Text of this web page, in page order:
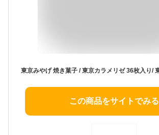
この商品をサイトでみる